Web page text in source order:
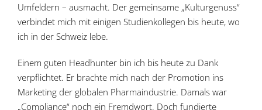
Umfeldern – ausmacht. Der gemeinsame „Kulturgenuss“
verbindet mich mit einigen Studienkollegen bis heute, wo
ich in der Schweiz lebe.
Einem guten Headhunter bin ich bis heute zu Dank
verpflichtet. Er brachte mich nach der Promotion ins
Marketing der globalen Pharmaindustrie. Damals war
„Compliance“ noch ein Fremdwort. Doch fundierte